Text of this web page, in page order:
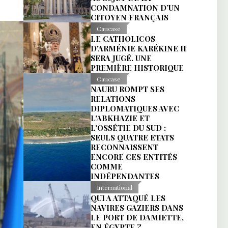
CONDAMNATION D’UN
CITOYEN FRANÇAIS
Caucase
LE CATHOLICOS
D'ARMÉNIE KARÉKINE II
SERA JUGÉ. UNE
PREMIÈRE HISTORIQUE
Caucase
NAURU ROMPT SES
RELATIONS
DIPLOMATIQUES AVEC
L'ABKHAZIE ET
L'OSSÉTIE DU SUD :
SEULS QUATRE ETATS
RECONNAISSENT
ENCORE CES ENTITÉS
COMME
INDÉPENDANTES
International
QUI A ATTAQUÉ LES
NAVIRES GAZIERS DANS
LE PORT DE DAMIETTE,